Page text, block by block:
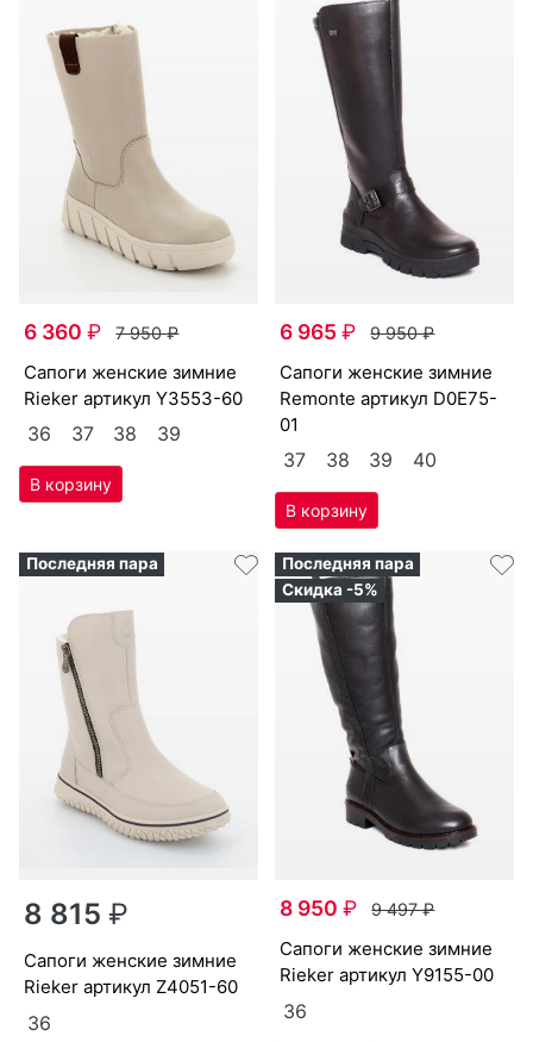
6 360₽ 7 950₽
са­поги женс­кие зим­ние
Ri­eker артикулY3553-60
36 37 38 39
6 965₽ 9 950₽
са­поги женс­кие зим­ние
Re­mon­te артикул D0E75-
01
37 38 39 40
Последняя пара
8 815₽
са­поги женс­кие зим­ние
Ri­eker артикулZ4051-60
36
Последняя пара
Скидка -5%
8 950₽ 9 497₽
са­поги женс­кие зим­ние
Ri­eker артикулY9155-00
36